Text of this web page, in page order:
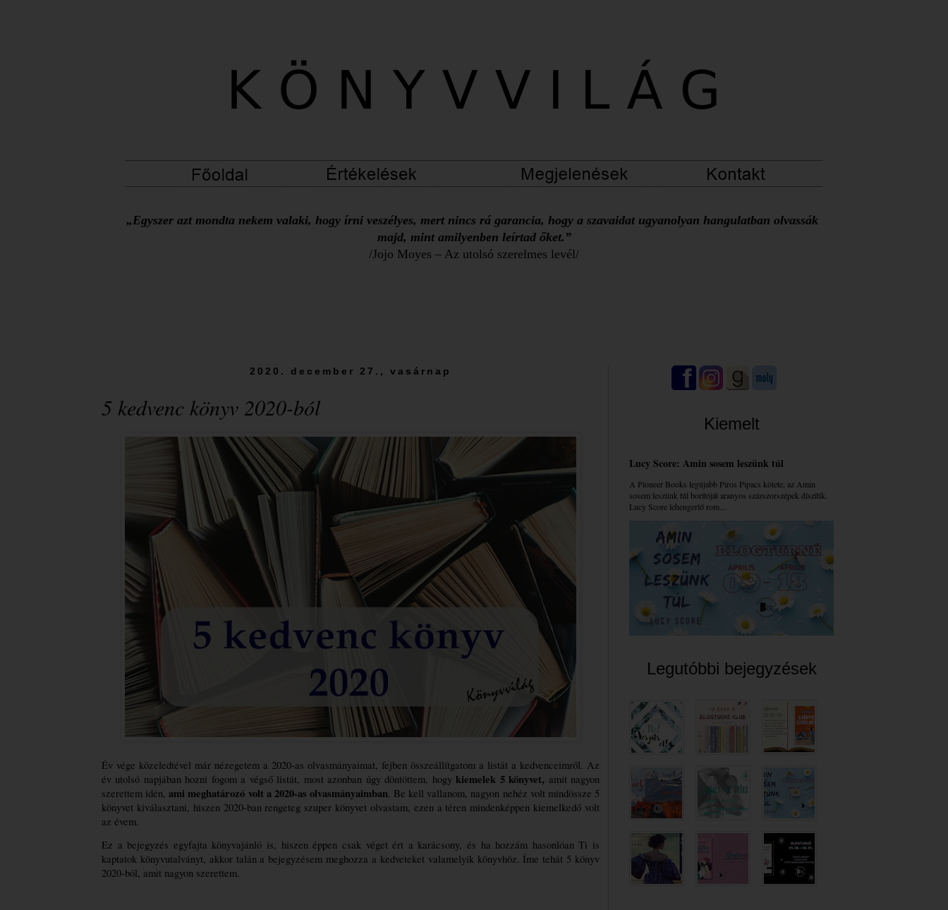
„Egyszer azt mondta nekem valaki, hogy írni veszélyes, mert nincs rá garancia, hogy a szavaidat ugyanolyan hangulatban olvassák
majd, mint amilyenben leírtad őket.”
/Jojo Moyes – Az utolsó szerelmes levél/
2020. december 27., vasárnap
5 kedvenc könyv 2020-ból
Év vége közeledtével már nézegetem a 2020-as olvasmányaimat, fejben összeállítgatom a listát a kedvenceimről. Az
év utolsó napjában hozni fogom a végső listát, most azonban úgy döntöttem, hogy kiemelek 5 könyvet, amit nagyon
szerettem idén, ami meghatározó volt a 2020-as olvasmányaimban . Be kell vallanom, nagyon nehéz volt mindössze 5
könyvet kiválasztani, hiszen 2020-ban rengeteg szuper könyvet olvastam, ezen a téren mindenképpen kiemelkedő volt
az évem.
Ez a bejegyzés egyfajta könyvajánló is, hiszen éppen csak véget ért a karácsony, és ha hozzám hasonlóan Ti is
kaptatok könyvutalványt, akkor talán a bejegyzésem meghozza a kedveteket valamelyik könyvhöz. Íme tehát 5 könyv
2020-ból, amit nagyon szerettem.
Kiemelt
Lucy Score: Amin sosem leszünk túl
A Pioneer Books legújabb Piros Pipacs kötete, az Amin
sosem leszünk túl borítóját aranyos százszorszépek díszítik.
Lucy Score lehengerlő rom...
Legutóbbi bejegyzések